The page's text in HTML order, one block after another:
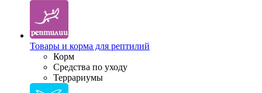
Товары и корма для рептилий
Корм
Средства по уходу
Террариумы